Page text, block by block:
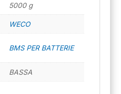
5000 g
WECO
BMS PER BATTERIE
BASSA